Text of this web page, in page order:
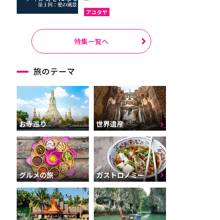
アユタヤ
特集一覧へ
旅のテーマ
お寺巡り 世界遺産
グルメの旅 ガストロノミー